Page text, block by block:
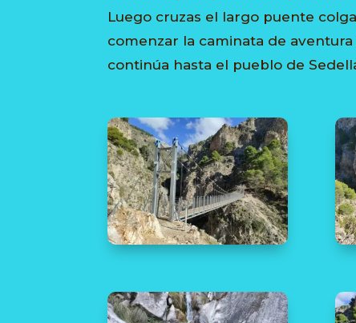
Luego cruzas el largo puente
comenzar la caminata de
continúa hasta el pueblo de